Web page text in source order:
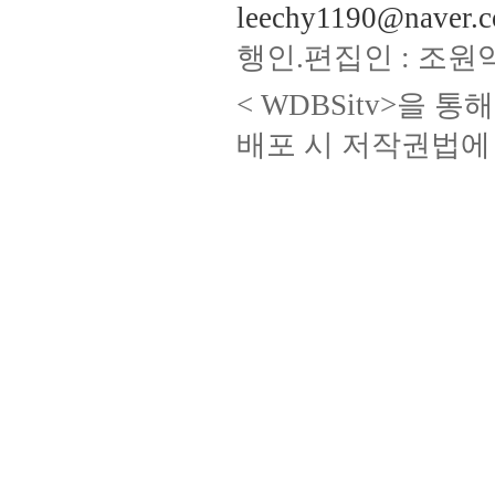
행인.편집인 : 조원
< WDBSitv>을 통
배포 시 저작권법